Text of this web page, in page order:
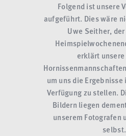
Folgend ist unsere
aufgeführt. Dies wäre
Uwe Seither,
erklärt
um uns die
Verfügung zu stellen.
Bildern liegen
unserem Fotografen
selbst.